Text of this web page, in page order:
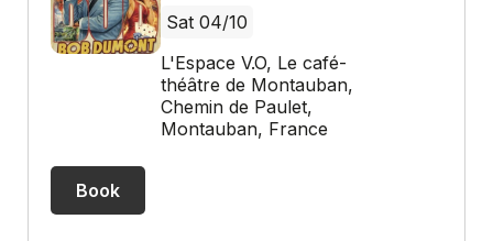
Sat 04/10
L'Espace V.O, Le café-
théâtre de Montauban,
Chemin de Paulet,
Montauban, France
Book